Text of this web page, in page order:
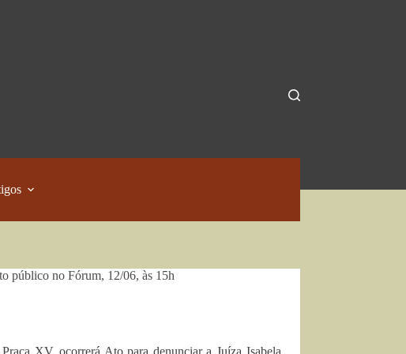
público no Fórum, 12/06, às 15h
XV, ocorrerá Ato para denunciar a Juíza Isabela